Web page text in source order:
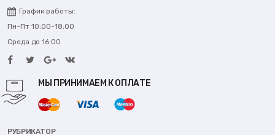
График работы:
Пн-Пт 10:00-18:00
Среда до 16:00
МЫ ПРИНИМАЕМ К ОПЛАТЕ
РУБРИКАТОР